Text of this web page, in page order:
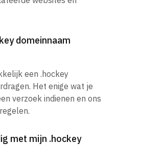
domeinnaam
een .hockey
Het enige wat je
verzoek indienen en ons
met mijn .hockey